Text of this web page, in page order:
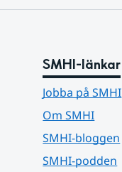
SMHI-länkar
Jobba på SMHI
Om SMHI
SMHI-bloggen
SMHI-podden